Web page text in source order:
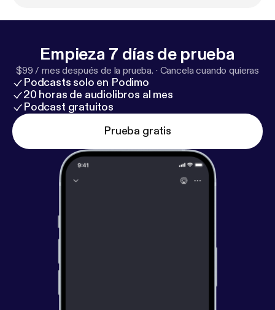
Empieza 7 días de prueba
$99 / mes después de la prueba. · Cancela cuando quieras
Podcasts solo en Podimo
20 horas de audiolibros al mes
Podcast gratuitos
Prueba gratis